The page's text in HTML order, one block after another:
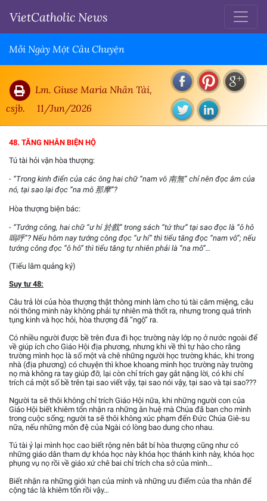
VietCatholic News
Mỗi Ngày Một Câu Chuyện
Lm. Giuse Maria Nhân Tài,
csjb.
11/Jun/2026
48. TĂNG NHÂN BIỆN HỘ
Tú tài hỏi vặn hòa thượng:
- “Trong kinh điển của các ông hai chữ “nam vô 南無” chỉ nên đọc âm của
nó, tại sao lại đọc “na mô 那摩”?
Hòa thượng biện bác:
- “Tướng công, hai chữ “ư hí 於戲” trong sách “tứ thư” tại sao đọc là “ô hô
嗚呼”? Nếu hôm nay tướng công đọc “ư hí” thì tiểu tăng đọc “nam vô”; nếu
tướng công đọc “ô hô” thì tiểu tăng tự nhiên phải là “na mô”…
(Tiếu lâm quảng ký)
Suy tư 48:
Câu trả lời của hòa thượng thật thông minh làm cho tú tài câm miệng, câu
nói thông minh này không phải tự nhiên mà thốt ra, nhưng trong quá trình
tụng kinh và học hỏi, hòa thượng đã “ngộ” ra.
Có nhiều người được bề trên đưa đi học trường này lớp nọ ở nước ngoài để
về giúp ích cho Giáo Hội địa phương, nhưng khi về thì tự hào cho rằng
trường mình học là số một và chê những người học trường khác, khi trong
nhà (địa phương) có chuyện thì khoe khoang mình học trường này trường
nọ mà không ra tay giúp đỡ, lại còn chỉ trích gay gắt nặng lời, có khi chỉ
trích cả một số bề trên tại sao viết vậy, tại sao nói vậy, tại sao và tại sao???
Người ta sẽ thôi không chỉ trích Giáo Hội nữa, khi những người con của
Giáo Hội biết khiêm tốn nhận ra những ân huệ mà Chúa đã ban cho mình
trong cuộc sống; người ta sẽ thôi không xúc phạm đến Đức Chúa Giê-su
nữa, nếu những môn đệ của Ngài có lòng bao dung cho nhau.
Tú tài ỷ lại mình học cao biết rộng nên bắt bí hòa thượng cũng như có
những giáo dân tham dự khóa học này khóa học thánh kinh này, khóa học
phụng vụ nọ rồi về giáo xứ chê bai chỉ trích cha sở của mình…
Biết nhận ra những giới hạn của mình và những ưu điểm của tha nhân để
cộng tác là khiêm tốn rồi vậy…